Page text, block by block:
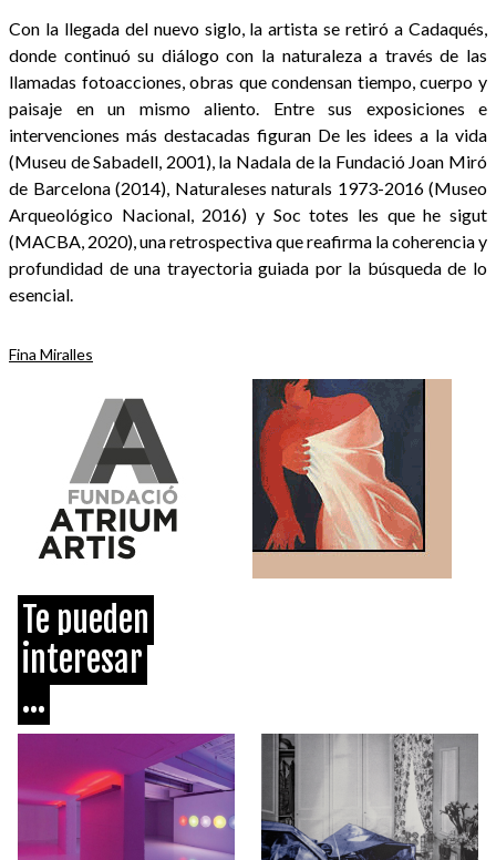
Con la llegada del nuevo siglo, la artista se retiró a Cadaqués,
donde continuó su diálogo con la naturaleza a través de las
llamadas fotoacciones, obras que condensan tiempo, cuerpo y
paisaje en un mismo aliento. Entre sus exposiciones e
intervenciones más destacadas figuran De les idees a la vida
(Museu de Sabadell, 2001), la Nadala de la Fundació Joan Miró
de Barcelona (2014), Naturaleses naturals 1973-2016 (Museo
Arqueológico Nacional, 2016) y Soc totes les que he sigut
(MACBA, 2020), una retrospectiva que reafirma la coherencia y
profundidad de una trayectoria guiada por la búsqueda de lo
esencial.
Fina Miralles
Te pueden
interesar
...